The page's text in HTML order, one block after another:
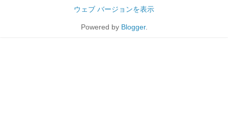
ウェブ バージョンを表示
Powered by Blogger.